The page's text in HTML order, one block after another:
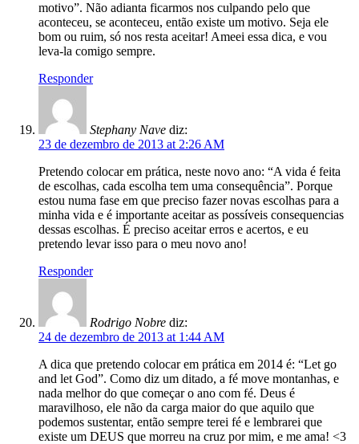
motivo”. Não adianta ficarmos nos culpando pelo que
aconteceu, se aconteceu, então existe um motivo. Seja ele
bom ou ruim, só nos resta aceitar! Ameei essa dica, e vou
leva-la comigo sempre.
Responder
Stephany Nave diz:
23 de dezembro de 2013 at 2:26 AM
Pretendo colocar em prática, neste novo ano: “A vida é feita
de escolhas, cada escolha tem uma consequência”. Porque
estou numa fase em que preciso fazer novas escolhas para a
minha vida e é importante aceitar as possíveis consequencias
dessas escolhas. É preciso aceitar erros e acertos, e eu
pretendo levar isso para o meu novo ano!
Responder
Rodrigo Nobre diz:
24 de dezembro de 2013 at 1:44 AM
A dica que pretendo colocar em prática em 2014 é: “Let go
and let God”. Como diz um ditado, a fé move montanhas, e
nada melhor do que começar o ano com fé. Deus é
maravilhoso, ele não da carga maior do que aquilo que
podemos sustentar, então sempre terei fé e lembrarei que
existe um DEUS que morreu na cruz por mim, e me ama! <3